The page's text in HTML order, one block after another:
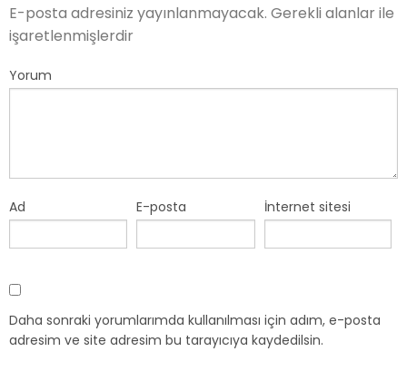
E-posta adresiniz yayınlanmayacak. Gerekli alanlar ile
işaretlenmişlerdir
Yorum
Ad E-posta İnternet sitesi
Daha sonraki yorumlarımda kullanılması için adım, e-posta
adresim ve site adresim bu tarayıcıya kaydedilsin.